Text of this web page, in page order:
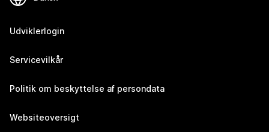
Udviklerlogin
Servicevilkår
Politik om beskyttelse af persondata
Websiteoversigt